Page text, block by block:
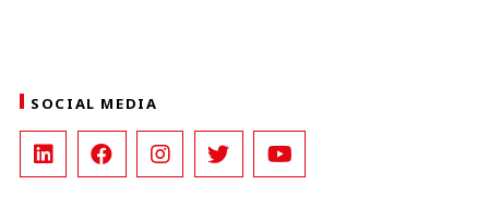
SOCIAL MEDIA